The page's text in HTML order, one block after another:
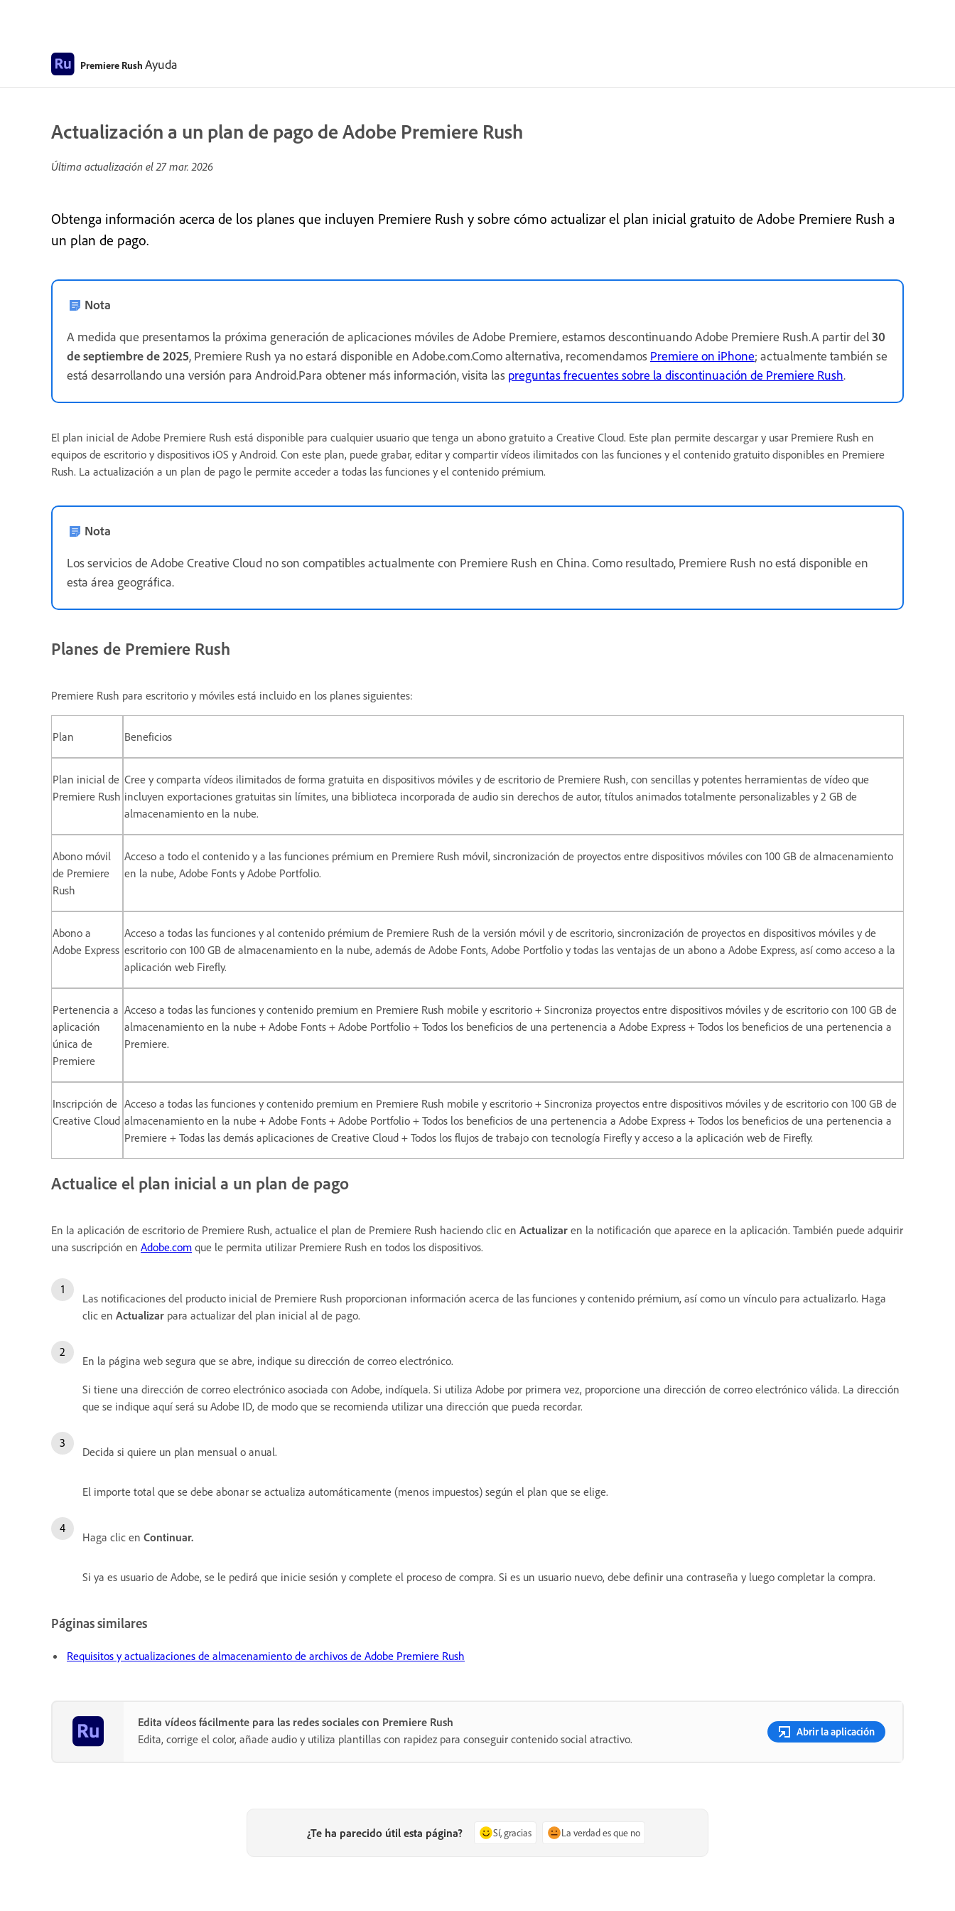
Premiere Rush Ayuda
Actualización a un plan de pago de Adobe Premiere Rush
Última actualización el27 mar. 2026
Obtenga información acerca de los planes que incluyen Premiere Rush y sobre cómo actualizar el plan inicial gratuito de Adobe Premiere Rush a
un plan de pago.
Nota
A medida que presentamos la próxima generación de aplicaciones móviles de Adobe Premiere, estamos descontinuando Adobe Premiere Rush.A partir del30
de septiembre de 2025, Premiere Rush ya no estará disponible en Adobe.com.Como alternativa, recomendamos Premiere on iPhone; actualmente también se
está desarrollando una versión para Android.Para obtener más información, visita las preguntas frecuentes sobre la discontinuación de Premiere Rush.
El plan inicial de Adobe Premiere Rush está disponible para cualquier usuario que tenga un abono gratuito a Creative Cloud. Este plan permite descargar y usar Premiere Rush en
equipos de escritorio y dispositivos iOS y Android. Con este plan, puede grabar, editar y compartir vídeos ilimitados con las funciones y el contenido gratuito disponibles en Premiere
Rush. La actualización a un plan de pago le permite acceder a todas las funciones y el contenido prémium.
Nota
Los servicios de Adobe Creative Cloud no son compatibles actualmente con Premiere Rush en China. Como resultado, Premiere Rush no está disponible en
esta área geográfica.
Planes de Premiere Rush
Premiere Rush para escritorio y móviles está incluido en los planes siguientes:
Plan Beneficios
Plan inicial de
Premiere Rush
Cree y comparta vídeos ilimitados de forma gratuita en dispositivos móviles y de escritorio de Premiere Rush, con sencillas y potentes herramientas de vídeo que
incluyen exportaciones gratuitas sin límites, una biblioteca incorporada de audio sin derechos de autor, títulos animados totalmente personalizables y 2 GB de
almacenamiento en la nube.
Abono móvil
de Premiere
Rush
Acceso a todo el contenido y a las funciones prémium en Premiere Rush móvil, sincronización de proyectos entre dispositivos móviles con 100 GB de almacenamiento
en la nube, Adobe Fonts y Adobe Portfolio.
Abono a
Adobe Express
Acceso a todas las funciones y al contenido prémium de Premiere Rush de la versión móvil y de escritorio, sincronización de proyectos en dispositivos móviles y de
escritorio con 100 GB de almacenamiento en la nube, además de Adobe Fonts, Adobe Portfolio y todas las ventajas de un abono a Adobe Express, así como acceso a la
aplicación web Firefly.
Pertenencia a
aplicación
única de
Premiere
Acceso a todas las funciones y contenido premium en Premiere Rush mobile y escritorio + Sincroniza proyectos entre dispositivos móviles y de escritorio con 100 GB de
almacenamiento en la nube + Adobe Fonts + Adobe Portfolio + Todos los beneficios de una pertenencia a Adobe Express + Todos los beneficios de una pertenencia a
Premiere.
Inscripción de
Creative Cloud
Acceso a todas las funciones y contenido premium en Premiere Rush mobile y escritorio + Sincroniza proyectos entre dispositivos móviles y de escritorio con 100 GB de
almacenamiento en la nube + Adobe Fonts + Adobe Portfolio + Todos los beneficios de una pertenencia a Adobe Express + Todos los beneficios de una pertenencia a
Premiere + Todas las demás aplicaciones de Creative Cloud + Todos los flujos de trabajo con tecnología Firefly y acceso a la aplicación web de Firefly.
Actualice el plan inicial a un plan de pago
En la aplicación de escritorio de Premiere Rush, actualice el plan de Premiere Rush haciendo clic en Actualizar en la notificación que aparece en la aplicación. También puede adquirir
una suscripción en Adobe.com que le permita utilizar Premiere Rush en todos los dispositivos.
Las notificaciones del producto inicial de Premiere Rush proporcionan información acerca de las funciones y contenido prémium, así como un vínculo para actualizarlo. Haga
clic en Actualizar para actualizar del plan inicial al de pago.
En la página web segura que se abre, indique su dirección de correo electrónico.
Si tiene una dirección de correo electrónico asociada con Adobe, indíquela. Si utiliza Adobe por primera vez, proporcione una dirección de correo electrónico válida. La dirección
que se indique aquí será su Adobe ID, de modo que se recomienda utilizar una dirección que pueda recordar.
Decida si quiere un plan mensual o anual.
El importe total que se debe abonar se actualiza automáticamente (menos impuestos) según el plan que se elige.
Haga clic en Continuar.
Si ya es usuario de Adobe, se le pedirá que inicie sesión y complete el proceso de compra. Si es un usuario nuevo, debe definir una contraseña y luego completar la compra.
Páginas similares
Requisitos y actualizaciones de almacenamiento de archivos de Adobe Premiere Rush
Edita vídeos fácilmente para las redes sociales con Premiere Rush
Edita, corrige el color, añade audio y utiliza plantillas con rapidez para conseguir contenido social atractivo.
Abrir la aplicación
¿Te ha parecido útil esta página? Sí, gracias La verdad es que no